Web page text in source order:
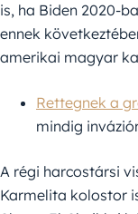
is, ha Biden 2020-
ennek
amerikai magyar
Rettegnek a
mindig
A régi harcostársi
Karmelita kolostor